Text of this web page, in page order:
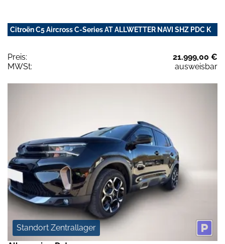
Citroën C5 Aircross C-Series AT ALLWETTER NAVI SHZ PDC K
Preis:
21.999,00 €
MWSt:
ausweisbar
Standort Zentrallager